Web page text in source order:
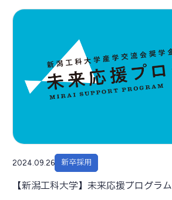
2024.09.26 新卒採用
【新潟工科大学】未来応援プログラム